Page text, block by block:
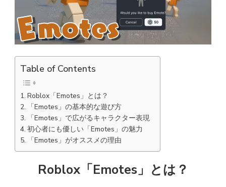
Table of Contents
Roblox「Emotes」とは？
「Emotes」の基本的な遊び方
「Emotes」で広がるキャラクター表現
初心者にも優しい「Emotes」の魅力
「Emotes」がオススメの理由
Roblox「Emotes」とは？